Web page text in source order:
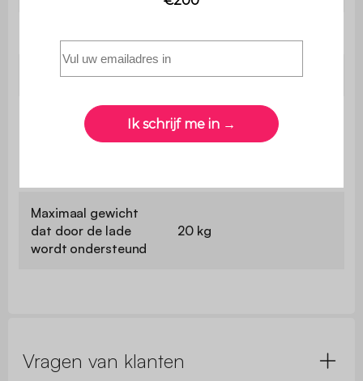
Nettogewicht 18 kg
Maximaal
ondersteund
5 kg
Maximaal gewicht
dat door de lade
wordt ondersteund
20 kg
Vragen van klanten